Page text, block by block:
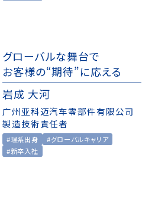
グローバルな舞台で
お客様の“期待”に応える
岩成 大河
广州亚科迈汽车零部件有限公司
製造技術責任者
#理系出身
#グローバルキャリア
#新卒入社